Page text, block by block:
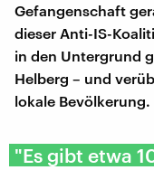
Gefangenschaft
dieser Anti-IS-
in den Untergrund
Helberg – und
lokale Bevölkerung.
"Es gibt etwa